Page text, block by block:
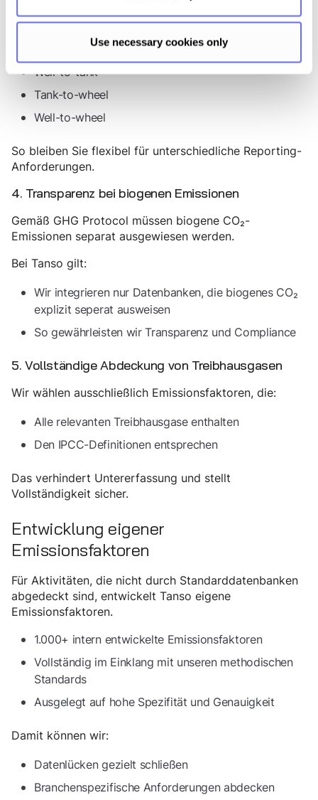
Use necessary cookies only
Cradle-to-gate
Gate-to-Gate
Well-to-tank
Tank-to-wheel
Well-to-wheel
So bleiben Sie flexibel für unterschiedliche Reporting-
Anforderungen.
4. Transparenz bei biogenen Emissionen
Gemäß GHG Protocol müssen biogene CO₂-
Emissionen separat ausgewiesen werden.
Bei Tanso gilt:
Wir integrieren nur Datenbanken, die biogenes CO₂
explizit seperat ausweisen
So gewährleisten wir Transparenz und Compliance
5. Vollständige Abdeckung von Treibhausgasen
Wir wählen ausschließlich Emissionsfaktoren, die:
Alle relevanten Treibhausgase enthalten
Den IPCC-Definitionen entsprechen
Das verhindert Untererfassung und stellt
Vollständigkeit sicher.
Entwicklung eigener
Emissionsfaktoren
Für Aktivitäten, die nicht durch Standarddatenbanken
abgedeckt sind, entwickelt Tanso eigene
Emissionsfaktoren.
1.000+ intern entwickelte Emissionsfaktoren
Vollständig im Einklang mit unseren methodischen
Standards
Ausgelegt auf hohe Spezifität und Genauigkeit
Damit können wir:
Datenlücken gezielt schließen
Branchenspezifische Anforderungen abdecken